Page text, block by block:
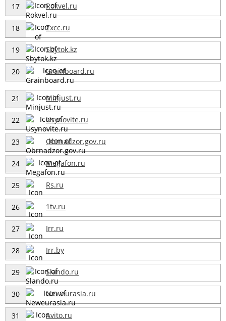
17 Rokvel.ru
18 Zxcc.ru
19 Sbytok.kz
20 Grainboard.ru
21 Minjust.ru
22 Usynovite.ru
23 Obrnadzor.gov.ru
24 Megafon.ru
25 Rs.ru
26 1tv.ru
27 Irr.ru
28 Irr.by
29 Slando.ru
30 Neweurasia.ru
31 Avito.ru